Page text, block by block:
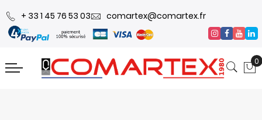
+ 33 1 45 76 53 03 comartex@comartex.fr
0